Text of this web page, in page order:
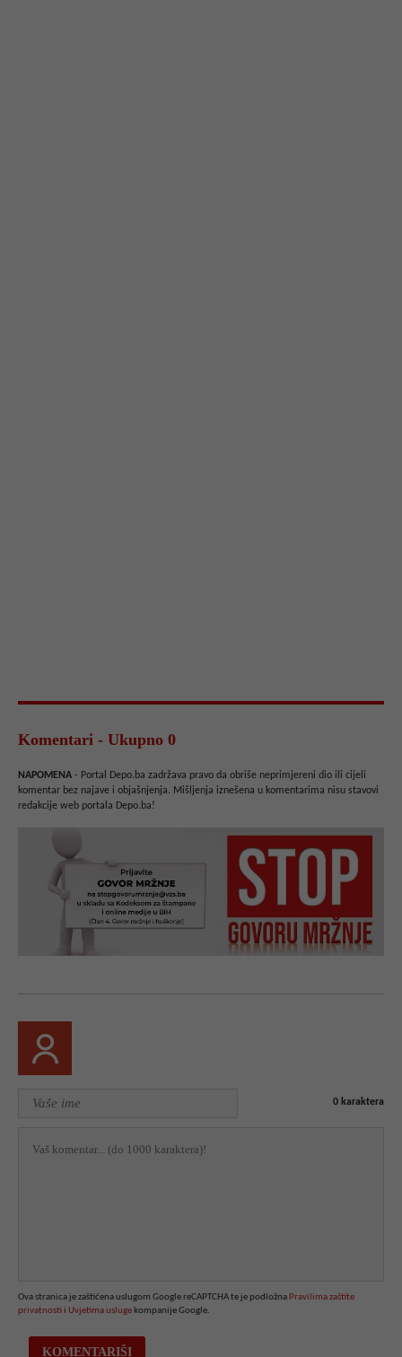
Komentari - Ukupno 0
NAPOMENA - Portal Depo.ba zadržava pravo da obriše neprimjereni dio ili cijeli
komentar bez najave i objašnjenja. Mišljenja iznešena u komentarima nisu stavovi
redakcije web portala Depo.ba!
0 karaktera
Ova stranica je zaštićena uslugom Google reCAPTCHA te je podložna Pravilima zaštite
privatnosti i Uvjetima usluge kompanije Google.